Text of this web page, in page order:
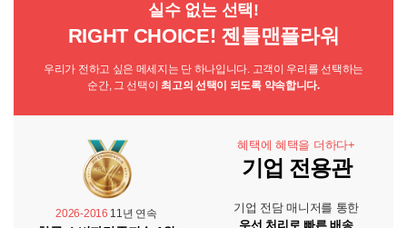
실수 없는 선택!
RIGHT CHOICE! 젠틀맨플라워
우리가 전하고 싶은 메세지는 단 하나입니다. 고객이 우리를 선택하는
순간, 그 선택이 최고의 선택이 되도록 약속합니다.
2026-2016 11년 연속
혜택에 혜택을 더하다+
기업 전용관
기업 전담 매니저를 통한
우선 처리로 빠른 배송